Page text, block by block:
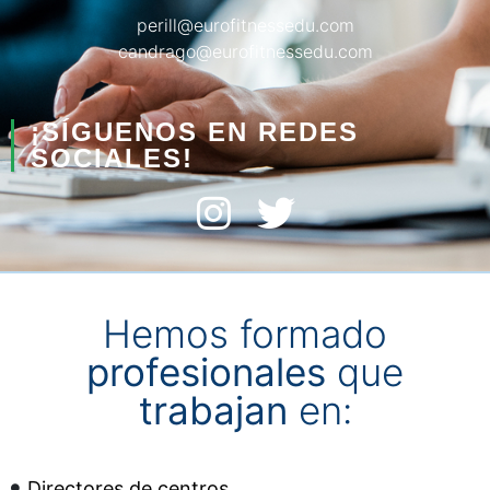
perill@eurofitnessedu.com
candrago@eurofitnessedu.com
¡SÍGUENOS EN REDES
SOCIALES!
Hemos formado
profesionales que
trabajan en: